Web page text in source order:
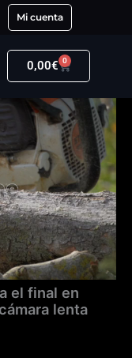
Mi cuenta
0,00€ 0
Carrito
el final en
lenta